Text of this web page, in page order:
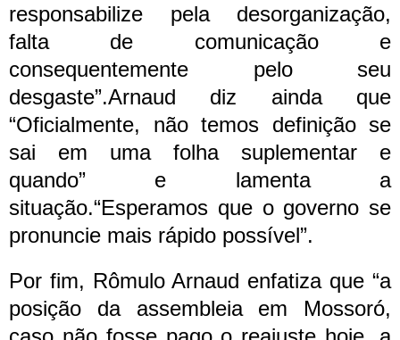
responsabilize pela desorganização,
falta de comunicação e
consequentemente pelo seu
desgaste”.Arnaud diz ainda que
“Oficialmente, não temos definição se
sai em uma folha suplementar e
quando” e lamenta a
situação.“Esperamos que o governo se
pronuncie mais rápido possível”.
Por fim, Rômulo Arnaud enfatiza que “a
posição da assembleia em Mossoró,